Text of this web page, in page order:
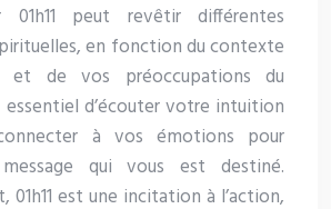
01h11 peut revêtir différentes
en fonction du contexte
de vos préoccupations du
d’écouter votre intuition
à vos émotions pour
qui vous est destiné.
01h11 est une incitation à l’action,